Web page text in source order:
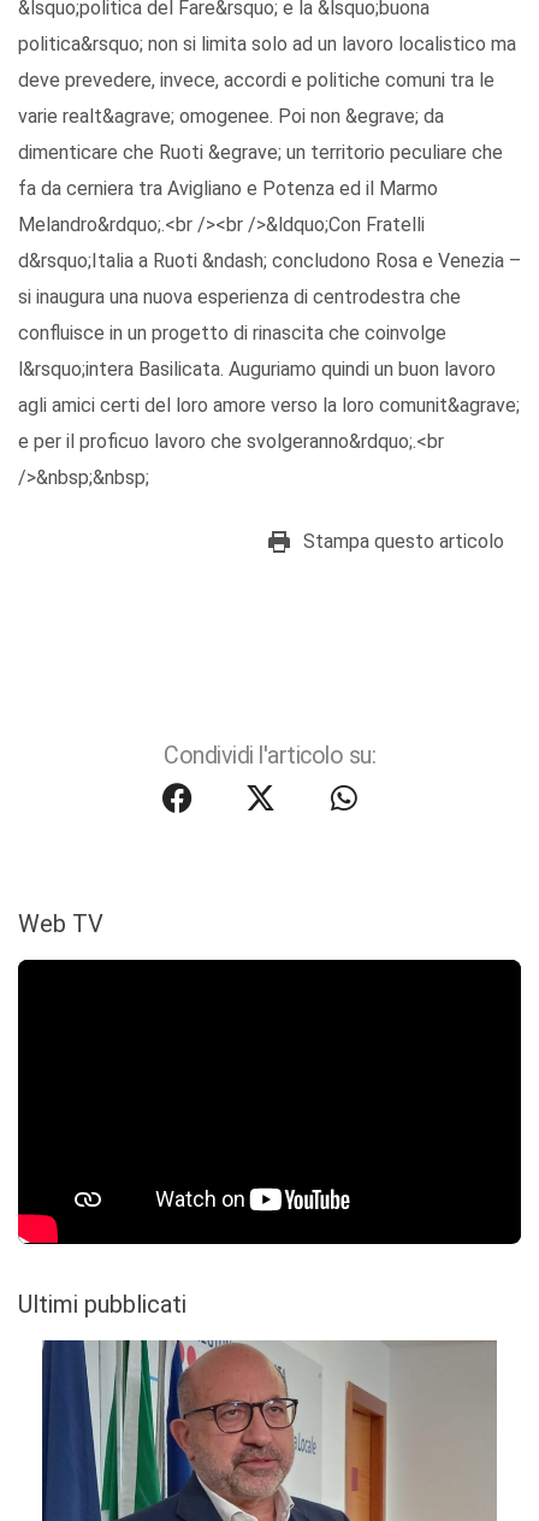
&lsquo;politica del Fare&rsquo; e la &lsquo;buona
politica&rsquo; non si limita solo ad un lavoro localistico ma
deve prevedere, invece, accordi e politiche comuni tra le
varie realt&agrave; omogenee. Poi non &egrave; da
dimenticare che Ruoti &egrave; un territorio peculiare che
fa da cerniera tra Avigliano e Potenza ed il Marmo
Melandro&rdquo;.<br /><br />&ldquo;Con Fratelli
d&rsquo;Italia a Ruoti &ndash; concludono Rosa e Venezia –
si inaugura una nuova esperienza di centrodestra che
confluisce in un progetto di rinascita che coinvolge
l&rsquo;intera Basilicata. Auguriamo quindi un buon lavoro
agli amici certi del loro amore verso la loro comunit&agrave;
e per il proficuo lavoro che svolgeranno&rdquo;.<br
/>&nbsp;&nbsp;
Stampa questo articolo
Condividi l'articolo su:
Web TV
Ultimi pubblicati